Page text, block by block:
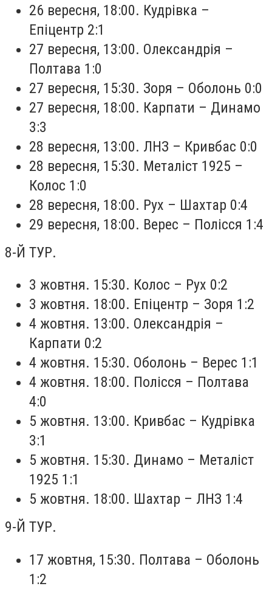
26 вересня, 18:00. Кудрівка –
Епіцентр 2:1
27 вересня, 13:00. Олександрія –
Полтава 1:0
27 вересня, 15:30. Зоря – Оболонь 0:0
27 вересня, 18:00. Карпати – Динамо
3:3
28 вересня, 13:00. ЛНЗ – Кривбас 0:0
28 вересня, 15:30. Металіст 1925 –
Колос 1:0
28 вересня, 18:00. Рух – Шахтар 0:4
29 вересня, 18:00. Верес – Полісся 1:4
8-Й ТУР.
3 жовтня. 15:30. Колос – Рух 0:2
3 жовтня. 18:00. Епіцентр – Зоря 1:2
4 жовтня. 13:00. Олександрія –
Карпати 0:2
4 жовтня. 15:30. Оболонь – Верес 1:1
4 жовтня. 18:00. Полісся – Полтава
4:0
5 жовтня. 13:00. Кривбас – Кудрівка
3:1
5 жовтня. 15:30. Динамо – Металіст
1925 1:1
5 жовтня. 18:00. Шахтар – ЛНЗ 1:4
9-Й ТУР.
17 жовтня, 15:30. Полтава – Оболонь
1:2